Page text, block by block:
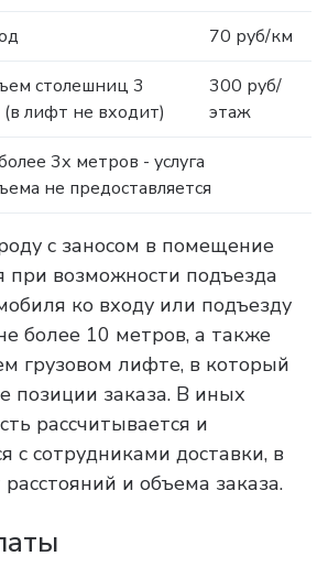
70 руб/км
столешниц 3
лифт не входит)
300 руб/
этаж
3х метров - услуга
не предоставляется
с заносом в помещение
при возможности подъезда
ко входу или подъезду
более 10 метров, а также
грузовом лифте, в который
позиции заказа. В иных
рассчитывается и
с сотрудниками доставки, в
и объема заказа.